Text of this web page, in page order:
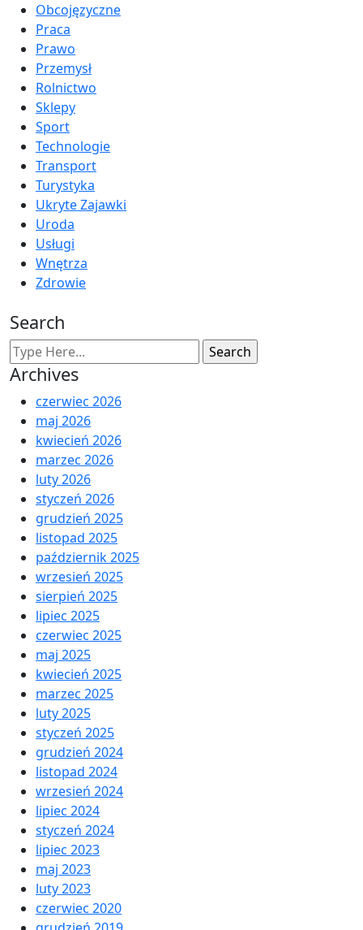
Obcojęzyczne
Praca
Prawo
Przemysł
Rolnictwo
Sklepy
Sport
Technologie
Transport
Turystyka
Ukryte Zajawki
Uroda
Usługi
Wnętrza
Zdrowie
Search
Archives
czerwiec 2026
maj 2026
kwiecień 2026
marzec 2026
luty 2026
styczeń 2026
grudzień 2025
listopad 2025
październik 2025
wrzesień 2025
sierpień 2025
lipiec 2025
czerwiec 2025
maj 2025
kwiecień 2025
marzec 2025
luty 2025
styczeń 2025
grudzień 2024
listopad 2024
wrzesień 2024
lipiec 2024
styczeń 2024
lipiec 2023
maj 2023
luty 2023
czerwiec 2020